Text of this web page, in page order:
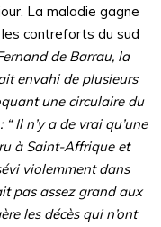
La maladie gagne
contreforts du sud
de Barrau, la
envahi de plusieurs
une circulaire du
Il n’y a de vrai qu’une
à Saint-Affrique et
violemment dans
pas assez grand aux
les décès qui n’ont